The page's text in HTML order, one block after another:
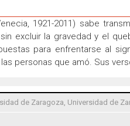
1921-2011) sabe
excluir la gravedad y el
para enfrentarse al
personas que amó. Sus
de Zaragoza, Universidad de